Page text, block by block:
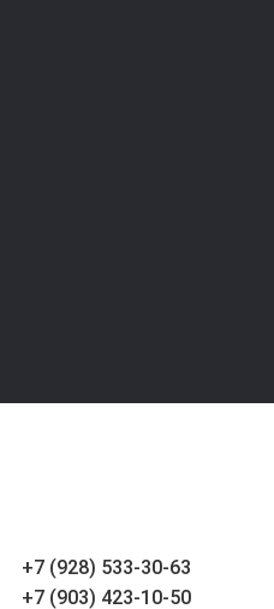
+7 (928) 533-30-63
+7 (903) 423-10-50